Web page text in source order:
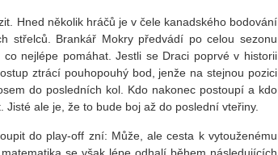
Hned několik hráčů je v čele kanadského bodování
střelců. Brankář Mokry předvádí po celou sezonu
nejlépe pomáhat. Jestli se Draci poprvé v historii
ztrácí pouhopouhý bod, jenže na stejnou pozici
do posledních kol. Kdo nakonec postoupí a kdo
ale je, že to bude boj až do poslední vteřiny.
do play-off zní: Může, ale cesta k vytouženému